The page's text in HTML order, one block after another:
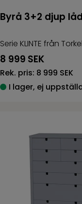
Byrå 3+2 djup
Serie KLINTE från
8 999 SEK
Rek. pris: 8 999 SEK
I lager, ej